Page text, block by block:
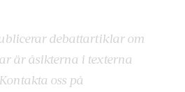
debattartiklar om
är åsikterna i texterna
oss på